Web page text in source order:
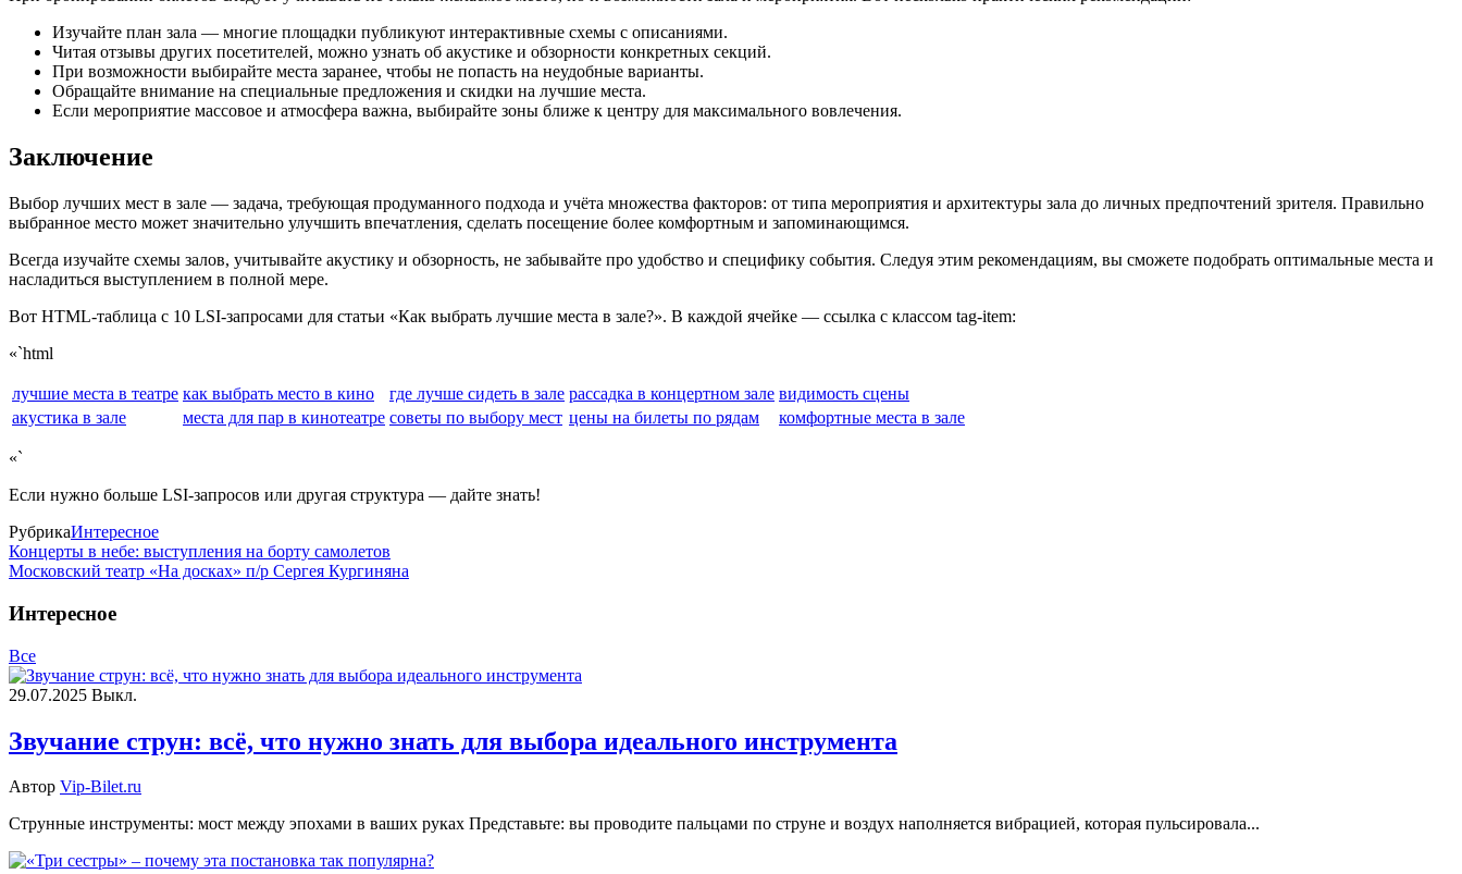
Изучайте план зала — многие площадки публикуют интерактивные схемы с описаниями.
Читая отзывы других посетителей, можно узнать об акустике и обзорности конкретных секций.
При возможности выбирайте места заранее, чтобы не попасть на неудобные варианты.
Обращайте внимание на специальные предложения и скидки на лучшие места.
Если мероприятие массовое и атмосфера важна, выбирайте зоны ближе к центру для максимального вовлечения.
Заключение
Выбор лучших мест в зале — задача, требующая продуманного подхода и учёта множества факторов: от типа мероприятия и архитектуры зала до личных предпочтений зрителя. Правильно
выбранное место может значительно улучшить впечатления, сделать посещение более комфортным и запоминающимся.
Всегда изучайте схемы залов, учитывайте акустику и обзорность, не забывайте про удобство и специфику события. Следуя этим рекомендациям, вы сможете подобрать оптимальные места и
насладиться выступлением в полной мере.
Вот HTML-таблица с 10 LSI-запросами для статьи «Как выбрать лучшие места в зале?». В каждой ячейке — ссылка с классом tag-item:
«`html
лучшие места в театре как выбрать место в кино где лучше сидеть в зале рассадка в концертном зале видимость сцены
акустика в зале
места для пар в кинотеатре советы по выбору мест цены на билеты по рядам комфортные места в зале
«`
Если нужно больше LSI-запросов или другая структура — дайте знать!
РубрикаИнтересное
Концерты в небе: выступления на борту самолетов
Московский театр «На досках» п/р Сергея Кургиняна
Интересное
Все
29.07.2025 Выкл.
Звучание струн: всё, что нужно знать для выбора идеального инструмента
Автор Vip-Bilet.ru
Струнные инструменты: мост между эпохами в ваших руках Представьте: вы проводите пальцами по струне и воздух наполняется вибрацией, которая пульсировала...